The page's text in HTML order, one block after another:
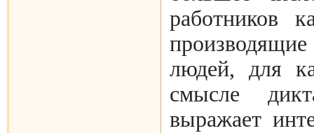
работников
людей, для
смысле
выражает